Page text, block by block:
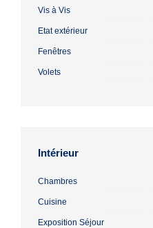
Vis à Vis
Etat extérieur
Fenêtres
Volets
Intérieur
Chambres
Cuisine
Exposition Séjour